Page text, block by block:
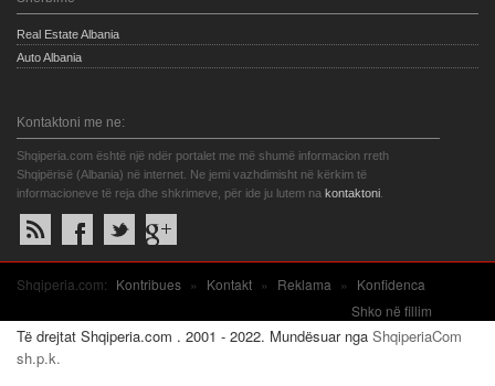
Real Estate Albania
Auto Albania
Kontaktoni me ne:
Shqiperia.com është një ndër portalet me më shumë informacion rreth
Shqipërisë (Albania) në internet. Ne jemi vazhdimisht në kërkim të
informacioneve të reja dhe shkrimeve, për ide ju lutem na kontaktoni
Shqiperia.com: Kontribues » Kontakt » Reklama »
Konfidenca
Shko në fillim
Të drejtat Shqiperia.com . 2001 - 2022. Mundësuar nga ShqiperiaCom
sh.p.k.